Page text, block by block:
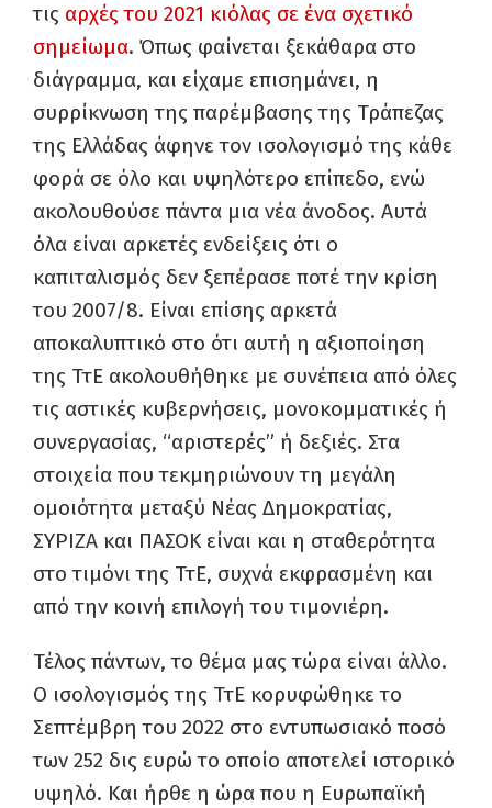
τις αρχές του 2021 κιόλας σε ένα σχετικό
σημείωμα. Όπως φαίνεται ξεκάθαρα στο
διάγραμμα, και είχαμε επισημάνει, η
συρρίκνωση της παρέμβασης της Τράπεζας
της Ελλάδας άφηνε τον ισολογισμό της κάθε
φορά σε όλο και υψηλότερο επίπεδο, ενώ
ακολουθούσε πάντα μια νέα άνοδος. Αυτά
όλα είναι αρκετές ενδείξεις ότι ο
καπιταλισμός δεν ξεπέρασε ποτέ την κρίση
του 2007/8. Είναι επίσης αρκετά
αποκαλυπτικό στο ότι αυτή η αξιοποίηση
της ΤτΕ ακολουθήθηκε με συνέπεια από όλες
τις αστικές κυβερνήσεις, μονοκομματικές ή
συνεργασίας, “αριστερές” ή δεξιές. Στα
στοιχεία που τεκμηριώνουν τη μεγάλη
ομοιότητα μεταξύ Νέας Δημοκρατίας,
ΣΥΡΙΖΑ και ΠΑΣΟΚ είναι και η σταθερότητα
στο τιμόνι της ΤτΕ, συχνά εκφρασμένη και
από την κοινή επιλογή του τιμονιέρη.
Τέλος πάντων, το θέμα μας τώρα είναι άλλο.
Ο ισολογισμός της ΤτΕ κορυφώθηκε το
Σεπτέμβρη του 2022 στο εντυπωσιακό ποσό
των 252 δις ευρώ το οποίο αποτελεί ιστορικό
υψηλό. Και ήρθε η ώρα που η Ευρωπαϊκή